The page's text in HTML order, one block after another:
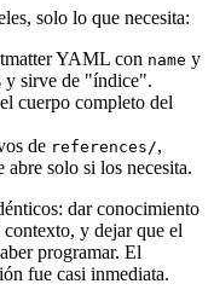
solo lo que necesita:
YAML con name y
y sirve de "índice".
el cuerpo completo del
de references/,
abre solo si los necesita.
dar conocimiento
y dejar que el
programar. El
fue casi inmediata.